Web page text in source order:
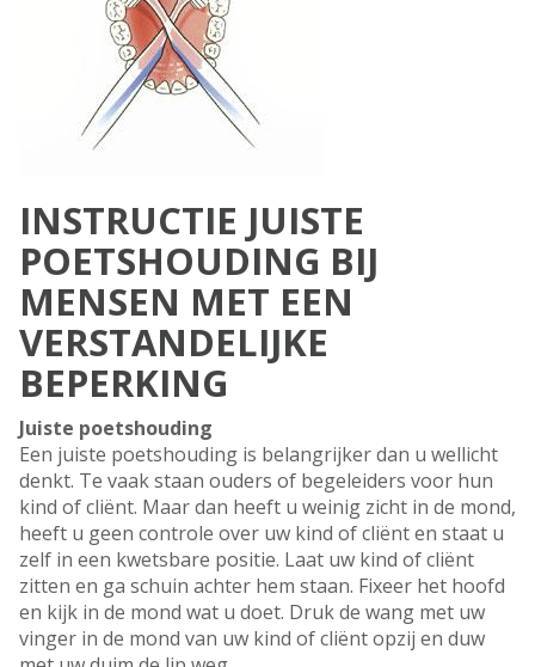
INSTRUCTIE JUISTE
POETSHOUDING BIJ
MENSEN MET EEN
VERSTANDELIJKE
BEPERKING
Juiste poetshouding
Een juiste poetshouding is belangrijker dan u wellicht
denkt. Te vaak staan ouders of begeleiders voor hun
kind of cliënt. Maar dan heeft u weinig zicht in de mond,
heeft u geen controle over uw kind of cliënt en staat u
zelf in een kwetsbare positie. Laat uw kind of cliënt
zitten en ga schuin achter hem staan. Fixeer het hoofd
en kijk in de mond wat u doet. Druk de wang met uw
vinger in de mond van uw kind of cliënt opzij en duw